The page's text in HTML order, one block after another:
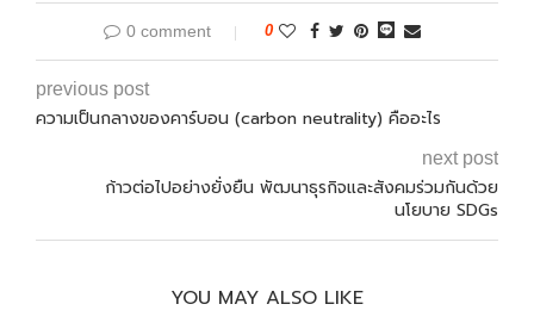
0 comment 0
previous post
ความเป็นกลางของคาร์บอน (carbon neutrality) คืออะไร
next post
ก้าวต่อไปอย่างยั่งยืน พัฒนาธุรกิจและสังคมร่วมกันด้วย
นโยบาย SDGs
YOU MAY ALSO LIKE